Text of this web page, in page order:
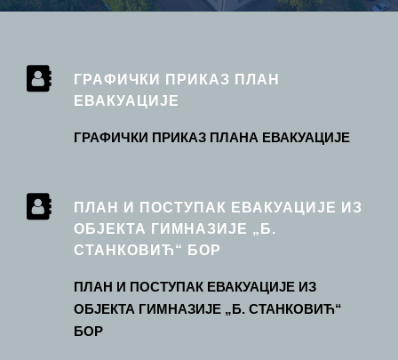
ГРАФИЧКИ ПРИКАЗ ПЛАН
ЕВАКУАЦИЈЕ
ГРАФИЧКИ ПРИКАЗ ПЛАНА ЕВАКУАЦИЈЕ
ПЛАН И ПОСТУПАК ЕВАКУАЦИЈЕ ИЗ
ОБЈЕКТА ГИМНАЗИЈЕ „Б.
СТАНКОВИЋ“ БОР
ПЛАН И ПОСТУПАК ЕВАКУАЦИЈЕ ИЗ
ОБЈЕКТА ГИМНАЗИЈЕ „Б. СТАНКОВИЋ“
БОР